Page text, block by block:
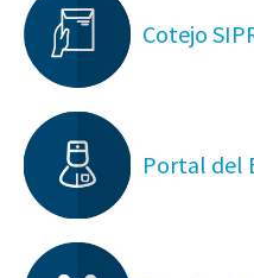
Cotejo
Portal del